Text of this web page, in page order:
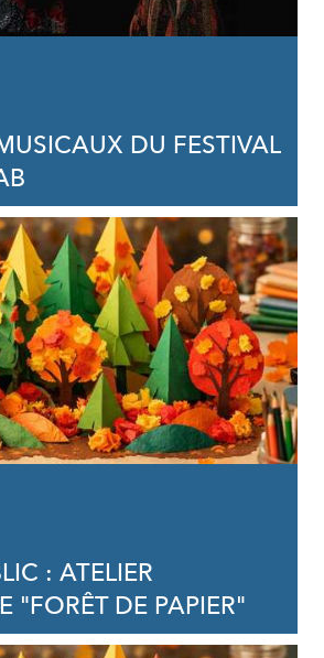
DU FESTIVAL
: ATELIER
"FORÊT DE PAPIER"